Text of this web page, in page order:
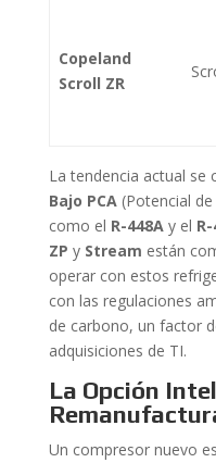
Copeland
Scroll ZR
La tendencia actual se
Bajo PCA(Potencial
como el R-448Ay el
ZP y Stream están
operar con estos
con las regulaciones
de carbono, un factor
adquisiciones de TI.
La Opción
Un compresor nuevo